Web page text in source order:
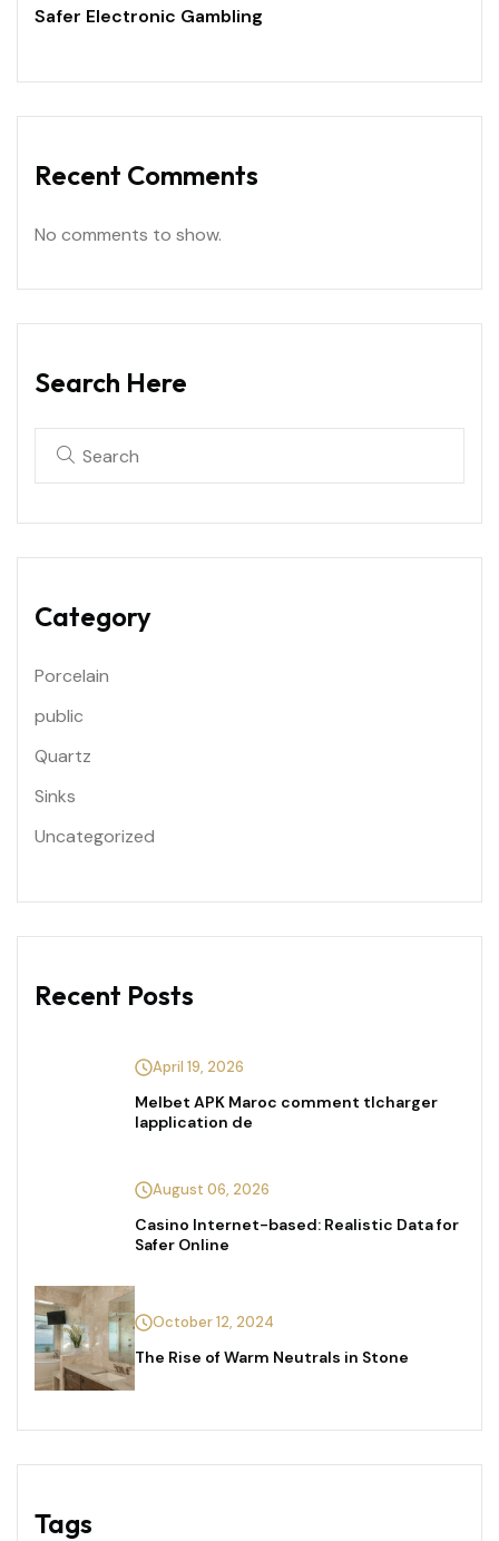
Safer Electronic Gambling
Recent Comments
No comments to show.
Search Here
Category
Porcelain
public
Quartz
Sinks
Uncategorized
Recent Posts
April 19, 2026
Melbet APK Maroc comment tlcharger
lapplication de
August 06, 2026
Casino Internet-based: Realistic Data for
Safer Online
October 12, 2024
The Rise of Warm Neutrals in Stone
Tags